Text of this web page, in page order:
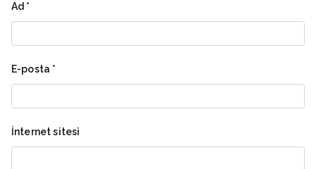
Ad *
E-posta *
İnternet sitesi